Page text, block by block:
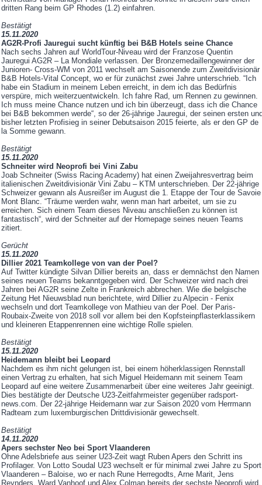
dritten Rang beim GP Rhodes (1.2) einfahren.
Bestätigt
15.11.2020
AG2R-Profi Jauregui sucht künftig bei B&B Hotels seine Chance
Nach sechs Jahren auf WorldTour-Niveau wird der Franzose Quentin
Jauregui AG2R – La Mondiale verlassen. Der Bronzemedaillengewinner der
Junioren- Cross-WM von 2011 wechselt am Saisonende zum Zweitdivisionär
B&B Hotels-Vital Concept, wo er für zunächst zwei Jahre unterschrieb. “Ich
habe ein Stadium in meinem Leben erreicht, in dem ich das Bedürfnis
verspüre, mich weiterzuentwickeln. Ich fahre Rad, um Rennen zu gewinnen.
Ich muss meine Chance nutzen und ich bin überzeugt, dass ich die Chance
bei B&B bekommen werde“, so der 26-jährige Jauregui, der seinen ersten
bisher letzten Profisieg in seiner Debutsaison 2015 feierte, als er den GP de
la Somme gewann.
Bestätigt
15.11.2020
Schneiter wird Neoprofi bei Vini Zabu
Joab Schneiter (Swiss Racing Academy) hat einen Zweijahresvertrag beim
italienischen Zweitdivisionär Vini Zabu – KTM unterschrieben. Der 22-jährige
Schweizer gewann als Ausreißer im August die 1. Etappe der Tour de Savoie
Mont Blanc. “Träume werden wahr, wenn man hart arbeitet, um sie zu
erreichen. Sich einem Team dieses Niveau anschließen zu können ist
fantastisch“, wird der Schneiter auf der Homepage seines neuen Teams
zitiert.
Gerücht
15.11.2020
Dillier 2021 Teamkollege von van der Poel?
Auf Twitter kündigte Silvan Dillier bereits an, dass er demnächst den Namen
seines neuen Teams bekanntgegeben wird. Der Schweizer wird nach drei
Jahren bei AG2R seine Zelte in Frankreich abbrechen. Wie die belgische
Zeitung Het Nieuwsblad nun berichtete, wird Dillier zu Alpecin - Fenix
wechseln und dort Teamkollege von Mathieu van der Poel. Der Paris-
Roubaix-Zweite von 2018 soll vor allem bei den Kopfsteinpflasterklassikern
und kleineren Etappenrennen eine wichtige Rolle spielen.
Bestätigt
15.11.2020
Heidemann bleibt bei Leopard
Nachdem es ihm nicht gelungen ist, bei einem höherklassigen Rennstall
einen Vertrag zu erhalten, hat sich Miguel Heidemann mit seinem Team
Leopard auf eine weitere Zusammenarbeit über eine weiteres Jahr geeinigt.
Dies bestätigte der Deutsche U23-Zeitfahrmeister gegenüber radsport-
news.com. Der 22-jährige Heidemann war zur Saison 2020 vom Herrmann
Radteam zum luxemburgischen Drittdivisionär gewechselt.
Bestätigt
14.11.2020
Apers sechster Neo bei Sport Vlaanderen
Ohne Adelsbriefe aus seiner U23-Zeit wagt Ruben Apers den Schritt ins
Profilager. Von Lotto Soudal U23 wechselt er für minimal zwei Jahre zu Sport
Vlaanderen – Baloise, wo er nach Rune Herregodts, Arne Marit, Jens
Reynders, Ward Vanhoof und Alex Colman bereits der sechste Neoprofi wird.